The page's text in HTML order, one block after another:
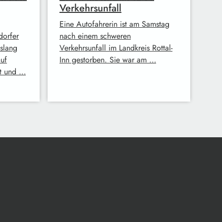
und …
Verkehrsunfall
Eine Autofahrerin ist am Samstag
nach einem schweren
Verkehrsunfall im Landkreis Rottal-
Inn gestorben. Sie war am …